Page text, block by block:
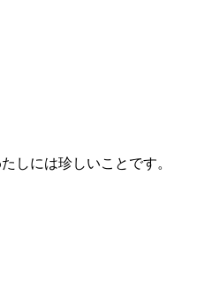
しには珍しいことです。